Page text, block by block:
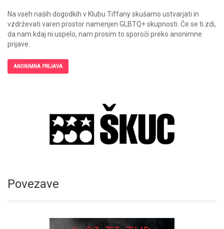
Na vseh naših dogodkih v Klubu Tiffany skušamo ustvarjati in
vzdrževati varen prostor namenjen GLBTQ+ skupnosti. Če se ti zdi,
da nam kdaj ni uspelo, nam prosim to sporoči preko anonimne
prijave.
ANONIMNA PRIJAVA
Povezave